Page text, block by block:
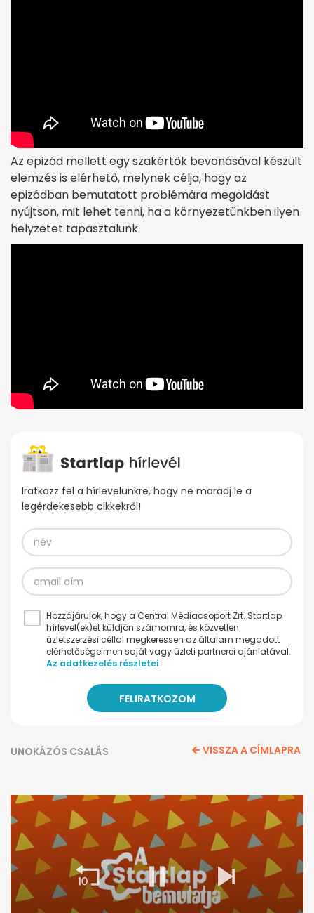
Az epizód mellett egy szakértők bevonásával készült
elemzés is elérhető, melynek célja, hogy az
epizódban bemutatott problémára megoldást
nyújtson, mit lehet tenni, ha a környezetünkben ilyen
helyzetet tapasztalunk.
Iratkozz fel a hírlevelünkre, hogy ne maradj le a
legérdekesebb cikkekről!
Hozzájárulok, hogy a Central Médiacsoport Zrt. Startlap
hírlevel(ek)et küldjön számomra, és közvetlen
üzletszerzési céllal megkeressen az általam megadott
elérhetőségeimen saját vagy üzleti partnerei ajánlatával.
Az adatkezelés részletei
UNOKÁZÓS CSALÁS VISSZA A CÍMLAPRA